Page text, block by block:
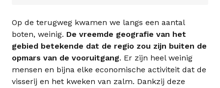
Op de terugweg kwamen we langs een aantal
boten, weinig. De vreemde geografie van het
gebied betekende dat de regio zou zijn buiten de
opmars van de vooruitgang. Er zijn heel weinig
mensen en bijna elke economische activiteit dat de
visserij en het kweken van zalm. Dankzij deze